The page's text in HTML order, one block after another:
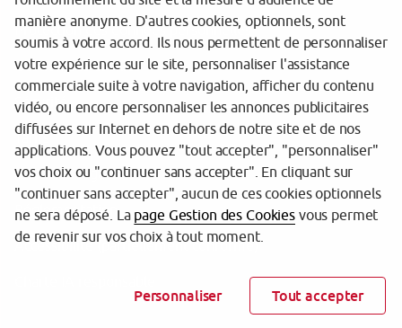
Protection des données personnelles
Gestion des cookies
Sécurité
Tarifs
Mentions légales
Réglementation
Accessibilité (partiellement conforme)
manière anonyme. D'autres cookies, optionnels, sont
soumis à votre accord. Ils nous permettent de personnaliser
votre expérience sur le site, personnaliser l'assistance
commerciale suite à votre navigation, afficher du contenu
vidéo, ou encore personnaliser les annonces publicitaires
diffusées sur Internet en dehors de notre site et de nos
applications. Vous pouvez "tout accepter", "personnaliser"
vos choix ou "continuer sans accepter". En cliquant sur
"continuer sans accepter", aucun de ces cookies optionnels
ne sera déposé. La page Gestion des Cookiesvous permet
de revenir sur vos choix à tout moment.
Personnaliser Tout accepter